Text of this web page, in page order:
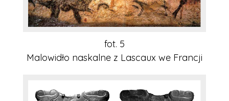
fot. 5
Malowidło naskalne z Lascaux we Francji